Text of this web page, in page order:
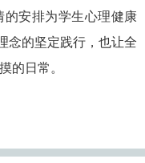
安排为学生心理健康
念的坚定践行，也让全
的日常。